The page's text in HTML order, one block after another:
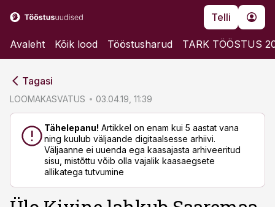
Telli
Avaleht Kõik lood Tööstusharud TARK TÖÖSTUS
Tagasi
LOOMAKASVATUS 03.04.19, 11:39
Tähelepanu! Artikkel on enam kui 5 aastat vana
ning kuulub väljaande digitaalsesse arhiivi.
Väljaanne ei uuenda ega kaasajasta arhiveeritud
sisu, mistõttu võib olla vajalik kaasaegsete
allikatega tutvumine